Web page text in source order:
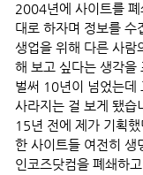
2004년에 사이트를 폐
대로 하자며 정보를 수
생업을 위해 다른 사람
해 보고 싶다는 생각을
벌써 10년이 넘었는데
사라지는 걸 보게 됐습
15년 전에 제가 기획
한 사이트들 여전히 생
인코즈닷컴을 폐쇄하